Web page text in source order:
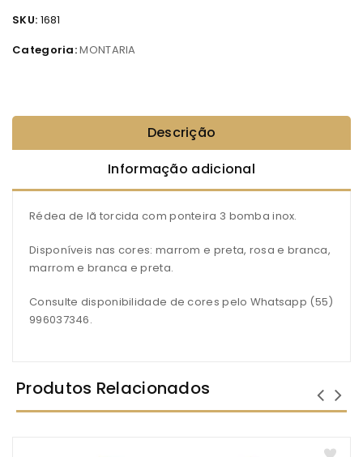
SKU: 1681
Categoria:MONTARIA
Descrição
Informação adicional
Rédea de lã torcida com ponteira 3 bomba inox.
Disponíveis nas cores: marrom e preta, rosa e branca,
marrom e branca e preta.
Consulte disponibilidade de cores pelo Whatsapp (55)
996037346.
Produtos Relacionados